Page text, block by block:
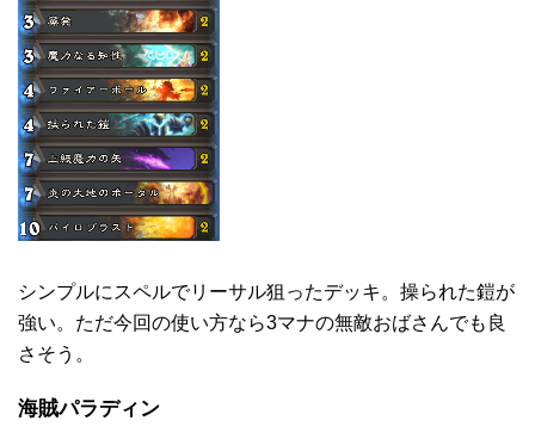
シンプルにスペルでリーサル狙ったデッキ。操られた鎧が
強い。ただ今回の使い方なら3マナの無敵おばさんでも良
さそう。
海賊パラディン